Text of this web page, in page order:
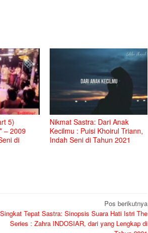
5)
– 2009
di
Nikmat Sastra: Dari Anak
Kecilmu : Puisi Khoirul Triann,
Indah Seni di Tahun 2021
Pos berikutnya
Singkat Tepat Sastra: Sinopsis Suara Hati Istri The
Series : Zahra INDOSIAR, dari yang Lengkap di